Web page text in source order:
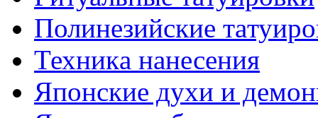
Полинезийские
Техникa нанесения
Японские духи и